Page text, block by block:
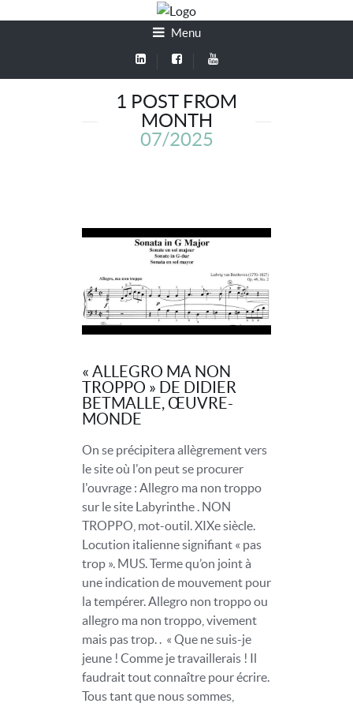
Menu
1 POST FROM
MONTH
07/2025
« ALLEGRO MA NON
TROPPO » DE DIDIER
BETMALLE, ŒUVRE-
MONDE
On se précipitera allègrement vers
le site où l'on peut se procurer
l'ouvrage : Allegro ma non troppo
sur le site Labyrinthe . NON
TROPPO, mot-outil. XIXe siècle.
Locution italienne signifiant « pas
trop ». MUS. Terme qu’on joint à
une indication de mouvement pour
la tempérer. Allegro non troppo ou
allegro ma non troppo, vivement
mais pas trop. . « Que ne suis-je
jeune ! Comme je travaillerais ! Il
faudrait tout connaître pour écrire.
Tous tant que nous sommes,